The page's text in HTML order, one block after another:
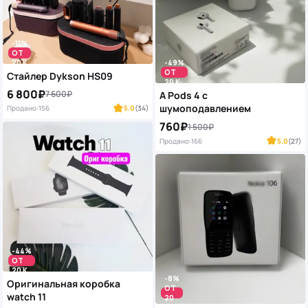
-11%
ОТ
20 K
Стайлер Dykson HS09
6 800₽7 600₽
5.0(34)
Продано:156
-49%
ОТ
20 K
A Pods 4 с
шумоподавлением
760₽1 500₽
5.0(27)
Продано:166
-44%
ОТ
20 K
Оригинальная коробка
watch 11
-8%
ОТ
20